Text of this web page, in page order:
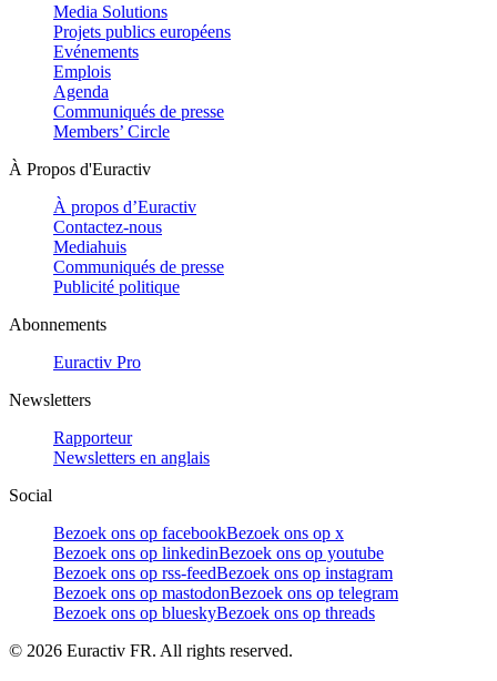
Media Solutions
Projets publics européens
Evénements
Emplois
Agenda
Communiqués de presse
Members’ Circle
À Propos d'Euractiv
À propos d’Euractiv
Contactez-nous
Mediahuis
Communiqués de presse
Publicité politique
Abonnements
Euractiv Pro
Newsletters
Rapporteur
Newsletters en anglais
Social
Bezoek ons op facebookBezoek ons op x
Bezoek ons op linkedinBezoek ons op youtube
Bezoek ons op rss-feedBezoek ons op instagram
Bezoek ons op mastodonBezoek ons op telegram
Bezoek ons op blueskyBezoek ons op threads
© 2026 Euractiv FR. All rights reserved.